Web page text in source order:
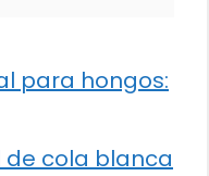
para hongos:
cola blanca